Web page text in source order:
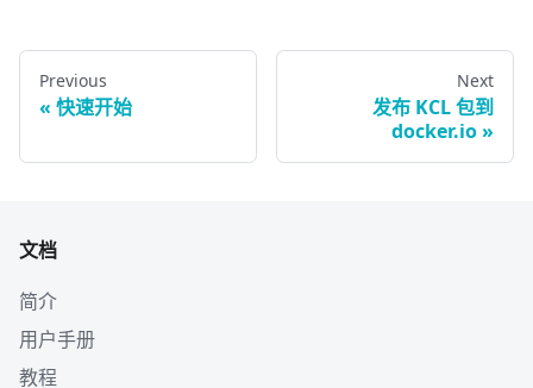
Previous
快速开始
Next
发布 KCL 包到
docker.io
文档
简介
用户手册
教程